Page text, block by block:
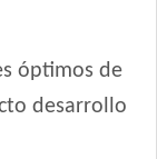
óptimos de
desarrollo